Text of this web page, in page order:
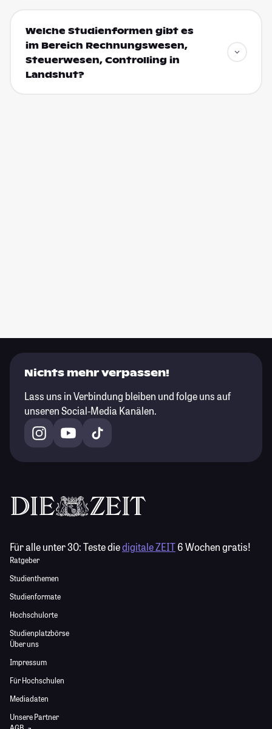
Welche Studienformen gibt es
im Bereich Rechnungswesen,
Steuerwesen, Controlling in
Landshut?
Nichts mehr verpassen!
Lass uns in Verbindung bleiben und folge uns auf
unseren Social-Media Kanälen.
Für alle unter 30:Teste diedigitale ZEIT6 Wochen gratis!
Ratgeber
Studienthemen
Studienformate
Hochschulorte
Studienplatzbörse
Über uns
Impressum
Für Hochschulen
Mediadaten
Unsere Partner